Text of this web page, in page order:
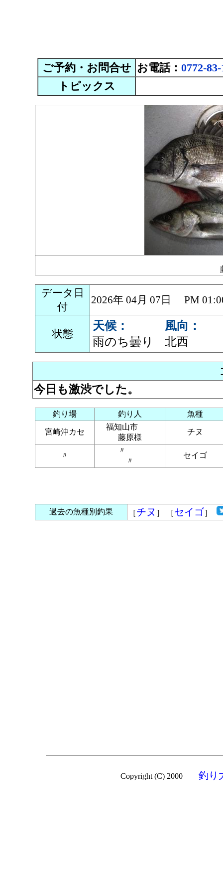
ご予約・お問合せ お電話： 0772-
トピックス
データ日
付
2026年 04月 07日 PM
状態
天候：
雨のち曇り
風向：
北西
今日も激渋でした。
釣り場 釣り人 魚種
宮崎沖カセ
福知山市
藤原様
チヌ
〃
〃
〃
セイゴ
過去の魚種別釣果 ［チヌ ］ ［セイゴ］
Copyright (C) 2000 釣り